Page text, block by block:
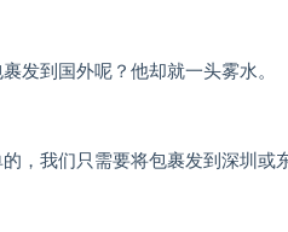
发到国外呢？他却就一头雾水。
，我们只需要将包裹发到深圳或